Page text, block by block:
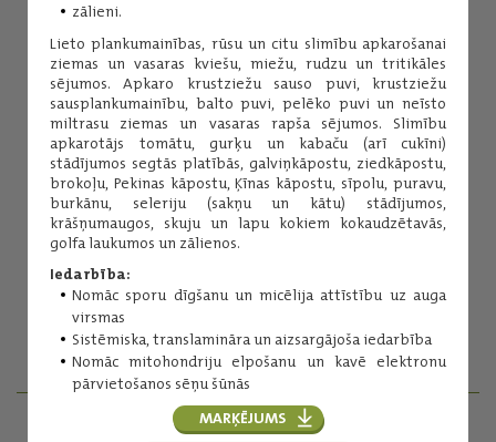
zālieni.
Lieto plankumainības, rūsu un citu slimību apkarošanai
ziemas un vasaras kviešu, miežu, rudzu un tritikāles
sējumos. Apkaro krustziežu sauso puvi, krustziežu
sausplankumainību, balto puvi, pelēko puvi un neīsto
miltrasu ziemas un vasaras rapša sējumos. Slimību
apkarotājs tomātu, gurķu un kabaču (arī cukīni)
stādījumos segtās platībās, galviņkāpostu, ziedkāpostu,
brokoļu, Pekinas kāpostu, Ķīnas kāpostu, sīpolu, puravu,
burkānu, seleriju (sakņu un kātu) stādījumos,
krāšņumaugos, skuju un lapu kokiem kokaudzētavās,
golfa laukumos un zālienos.
Iedarbība:
Nomāc sporu dīgšanu un micēlija attīstību uz auga
virsmas
Sistēmiska, translamināra un aizsargājoša iedarbība
Nomāc mitohondriju elpošanu un kavē elektronu
pārvietošanos sēņu šūnās
MARĶĒJUMS
PRODUKTU MENEDŽERI
Inese Kuniga
(+371) 29254276